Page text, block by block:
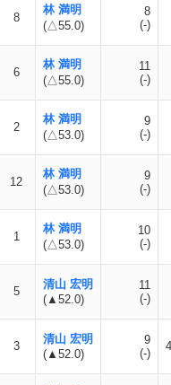
8
林 満明
(△55.0)
8
(-)
6
林 満明
(△55.0)
11
(-)
2
林 満明
(△53.0)
9
(-)
12
林 満明
(△53.0)
9
(-)
1
林 満明
(△53.0)
10
(-)
5
清山 宏明
(▲52.0)
11
(-)
3
清山 宏明
(▲52.0)
9
(-)